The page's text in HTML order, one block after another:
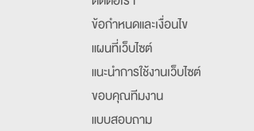
ข้อกำหนดและเงื่อนไข
แผนที่เว็บไซต์
แนะนำการใช้งานเว็บไซต์
ขอบคุณทีมงาน
แบบสอบถาม